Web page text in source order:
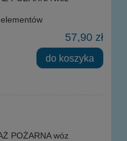
57,90 zł
do koszyka
POŻARNA wóz